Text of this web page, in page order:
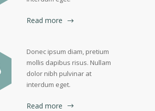
Read more
Donec ipsum diam, pretium
mollis dapibus risus. Nullam
dolor nibh pulvinar at
interdum eget.
Read more